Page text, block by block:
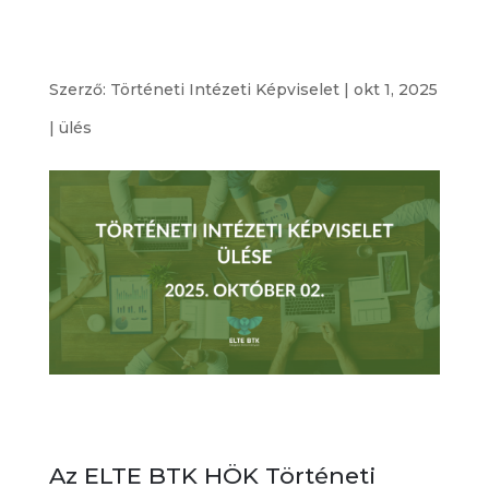
Szerző: Történeti Intézeti Képviselet| okt 1, 2025
| ülés
Az ELTE BTK HÖK Történeti